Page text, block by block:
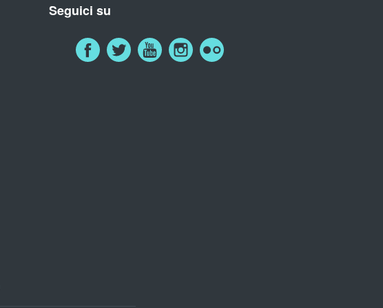
Seguici su